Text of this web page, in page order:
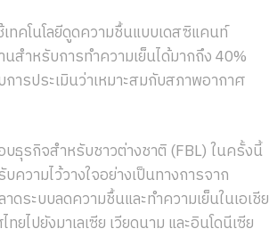
ทคโนโลยีดูดความชื้นแบบเดสซิแคนท์
สำหรับการทำความเย็นได้มากถึง 40%
การประเมินว่าเหมาะสมกับสภาพอากาศ
ธุรกิจสำหรับชาวต่างชาติ (FBL) ในครั้งนี้
ความไว้วางใจอย่างเป็นทางการจาก
ดระบบลดความชื้นและทำความเย็นในเอเชีย
ไปยังมาเลเซีย เวียดนาม และอินโดนีเซีย